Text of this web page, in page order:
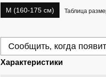
M (160-175 см) Таблица
Сообщить, когда
Характеристики